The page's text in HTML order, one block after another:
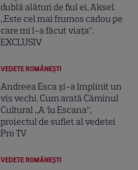
dublă alături de fiul ei, Aksel.
„Este cel mai frumos cadou pe
care mi l-a făcut viața”.
EXCLUSIV
VEDETE ROMÂNEŞTI
Andreea Esca și-a împlinit un
vis vechi. Cum arată Căminul
Cultural „A ‘lu Escana”,
proiectul de suflet al vedetei
Pro TV
VEDETE ROMÂNEŞTI